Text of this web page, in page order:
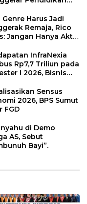
Genre Harus Jadi
Remaja, Rico
Jangan Hanya Aktif
InfraNexia
Rp7,7 Triliun pada
I 2026, Bisnis
Sensus
2026, BPS Sumut
FGD
di Demo
AS, Sebut
Bayi”.